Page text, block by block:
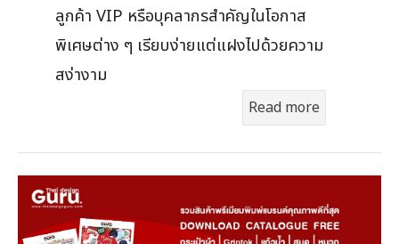
ลูกค้า VIP หรือบุคลากรสำคัญในโอกาส
พิเศษต่าง ๆ เรียบง่ายแต่แฝงไปด้วยความ
สง่างาม
Read more